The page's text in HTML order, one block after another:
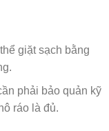
giặt sạch bằng
phải bảo quản kỹ
ráo là đủ.